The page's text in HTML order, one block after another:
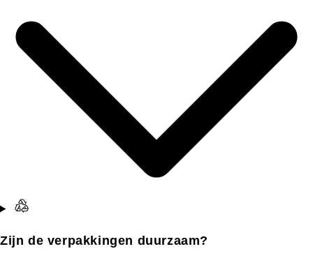
Zijn de verpakkingen duurzaam?